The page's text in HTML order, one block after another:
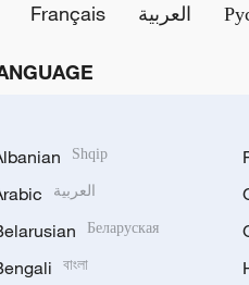
Français العربية
Shqip
العربية
Беларуская
বাংলা